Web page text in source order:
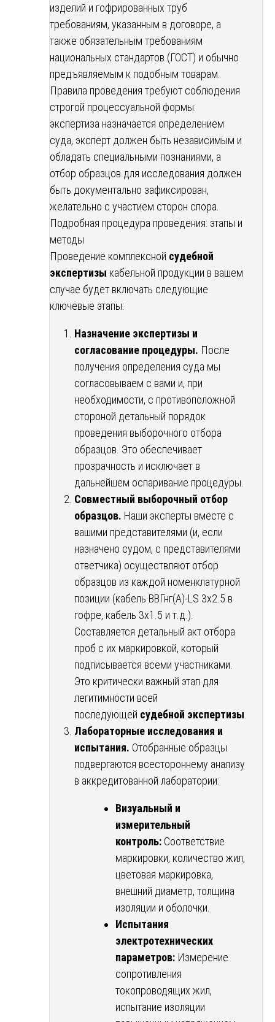
изделий и гофрированных труб
требованиям, указанным в договоре, а
также обязательным требованиям
национальных стандартов (ГОСТ) и обычно
предъявляемым к подобным товарам.
Правила проведения требуют соблюдения
строгой процессуальной формы:
экспертиза назначается определением
суда, эксперт должен быть независимым и
обладать специальными познаниями, а
отбор образцов для исследования должен
быть документально зафиксирован,
желательно с участием сторон спора.
Подробная процедура проведения: этапы и
методы
Проведение комплексной судебной
экспертизы кабельной продукции в вашем
случае будет включать следующие
ключевые этапы:
Назначение экспертизы и
согласование процедуры. После
получения определения суда мы
согласовываем с вами и, при
необходимости, с противоположной
стороной детальный порядок
проведения выборочного отбора
образцов. Это обеспечивает
прозрачность и исключает в
дальнейшем оспаривание процедуры.
Совместный выборочный отбор
образцов. Наши эксперты вместе с
вашими представителями (и, если
назначено судом, с представителями
ответчика) осуществляют отбор
образцов из каждой номенклатурной
позиции (кабель ВВГнг(А)-LS 3х2.5 в
гофре, кабель 3х1.5 и т.д.).
Составляется детальный акт отбора
проб с их маркировкой, который
подписывается всеми участниками.
Это критически важный этап для
легитимности всей
последующей судебной экспертизы
Лабораторные исследования и
испытания. Отобранные образцы
подвергаются всестороннему анализу
в аккредитованной лаборатории:
Визуальный и
измерительный
контроль: Соответствие
маркировки, количество жил,
цветовая маркировка,
внешний диаметр, толщина
изоляции и оболочки.
Испытания
электротехнических
параметров: Измерение
сопротивления
токопроводящих жил,
испытание изоляции